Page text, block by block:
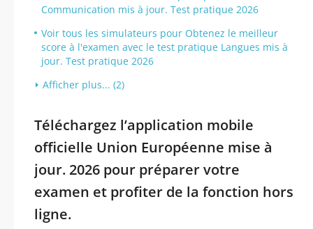
Communication mis à jour. Test pratique 2026
Voir tous les simulateurs pour Obtenez le meilleur
score à l'examen avec le test pratique Langues mis à
jour. Test pratique 2026
Afficher plus... (2)
Téléchargez l’application mobile
officielle Union Européenne mise à
jour. 2026 pour préparer votre
examen et profiter de la fonction hors
ligne.